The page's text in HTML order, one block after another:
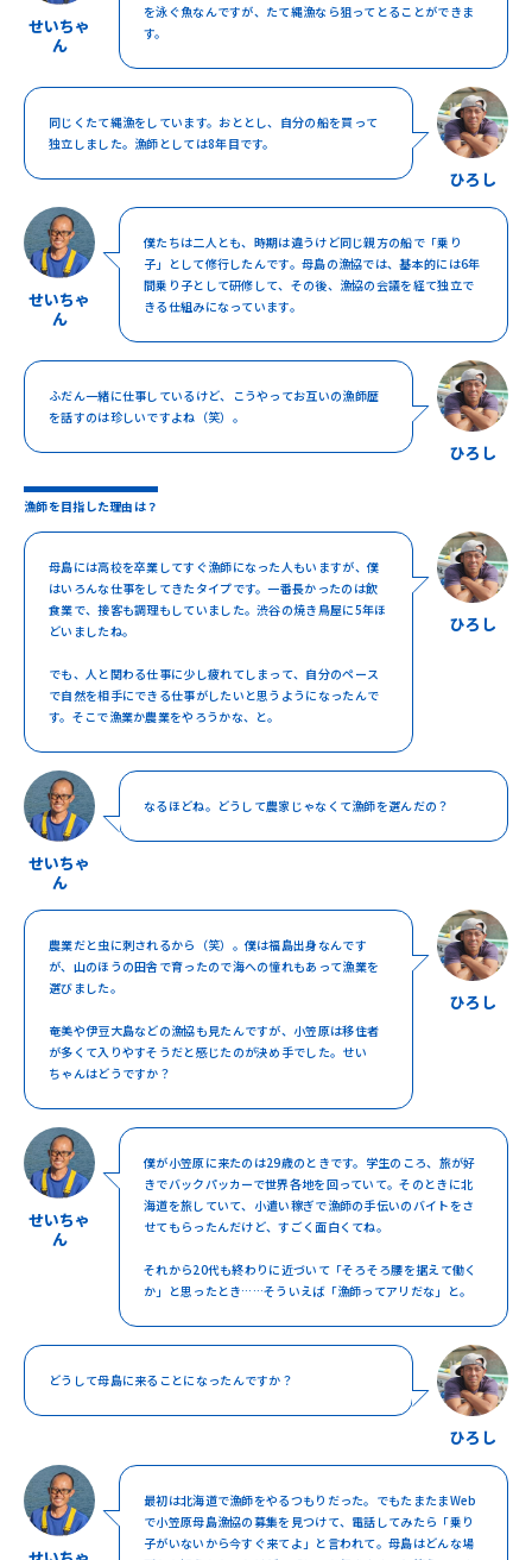
せいちゃ
ん
を泳ぐ魚なんですが、たて縄漁なら狙ってとることができま
す。
ひろし
同じくたて縄漁をしています。おととし、自分の船を買って
独立しました。漁師としては8年目です。
せいちゃ
ん
僕たちは二人とも、時期は違うけど同じ親方の船で「乗り
子」として修行したんです。母島の漁協では、基本的には6年
間乗り子として研修して、その後、漁協の会議を経て独立で
きる仕組みになっています。
ひろし
ふだん一緒に仕事しているけど、こうやってお互いの漁師歴
を話すのは珍しいですよね（笑）。
漁師を目指した理由は？
ひろし
母島には高校を卒業してすぐ漁師になった人もいますが、僕
はいろんな仕事をしてきたタイプです。一番長かったのは飲
食業で、接客も調理もしていました。渋谷の焼き鳥屋に5年ほ
どいましたね。
でも、人と関わる仕事に少し疲れてしまって、自分のペース
で自然を相手にできる仕事がしたいと思うようになったんで
す。そこで漁業か農業をやろうかな、と。
せいちゃ
ん
なるほどね。どうして農家じゃなくて漁師を選んだの？
ひろし
農業だと虫に刺されるから（笑）。僕は福島出身なんです
が、山のほうの田舎で育ったので海への憧れもあって漁業を
選びました。
奄美や伊豆大島などの漁協も見たんですが、小笠原は移住者
が多くて入りやすそうだと感じたのが決め手でした。せい
ちゃんはどうですか？
せいちゃ
ん
僕が小笠原に来たのは29歳のときです。学生のころ、旅が好
きでバックパッカーで世界各地を回っていて。そのときに北
海道を旅していて、小遣い稼ぎで漁師の手伝いのバイトをさ
せてもらったんだけど、すごく面白くてね。
それから20代も終わりに近づいて「そろそろ腰を据えて働く
か」と思ったとき……そういえば「漁師ってアリだな」と。
ひろし
どうして母島に来ることになったんですか？
最初は北海道で漁師をやるつもりだった。でもたまたまWeb
で小笠原母島漁協の募集を見つけて、電話してみたら「乗り
子がいないから今すぐ来てよ」と言われて。母島はどんな場